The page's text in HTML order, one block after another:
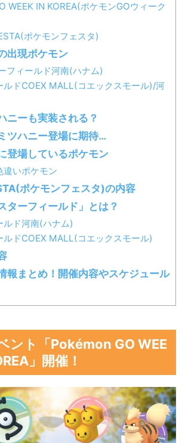
WEEK IN KOREA(ポケモンGOウィーク
ポケモンフェスタ)
出現ポケモン
フィールド河南(ハナム)
ルドCOEX MALL(コエックスモール)/河
ニーも実装される？
ツハニー登場に期待…
登場しているポケモン
違いポケモン
ポケモンフェスタ)の内容
ターフィールド」とは？
ルド河南(ハナム)
ルドCOEX MALL(コエックスモール)
報まとめ！開催内容やスケジュール
ント「Pokémon GO WEE
」開催！